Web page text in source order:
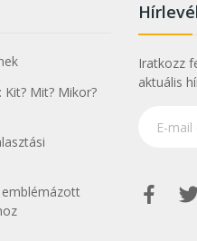
Kit? Mit? Mikor?
Iratkozz
aktuális